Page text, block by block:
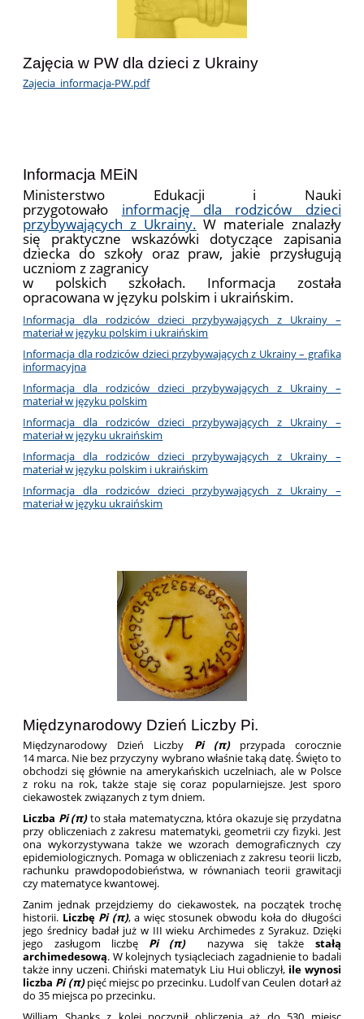
Zajęcia w PW dla dzieci z Ukrainy
Zajecia_informacja-PW.pdf
Informacja MEiN
Ministerstwo Edukacji i Nauki
przygotowało informację dla rodziców dzieci
przybywających z Ukrainy. W materiale znalazły
się praktyczne wskazówki dotyczące zapisania
dziecka do szkoły oraz praw, jakie przysługują
uczniom z zagranicy
w polskich szkołach. Informacja została
opracowana w języku polskim i ukraińskim.
Informacja dla rodziców dzieci przybywających z Ukrainy –
materiał w języku polskim i ukraińskim
Informacja dla rodziców dzieci przybywających z Ukrainy – grafika
informacyjna
Informacja dla rodziców dzieci przybywających z Ukrainy –
materiał w języku polskim
Informacja dla rodziców dzieci przybywających z Ukrainy –
materiał w języku ukraińskim
Informacja dla rodziców dzieci przybywających z Ukrainy –
materiał w języku polskim i ukraińskim
Informacja dla rodziców dzieci przybywających z Ukrainy –
materiał w języku ukraińskim
Międzynarodowy Dzień Liczby Pi.
Międzynarodowy Dzień Liczby Pi (π)przypada corocznie
14 marca. Nie bez przyczyny wybrano właśnie taką datę. Święto to
obchodzi się głównie na amerykańskich uczelniach, ale w Polsce
z roku na rok, także staje się coraz popularniejsze. Jest sporo
ciekawostek związanych z tym dniem.
Liczba Pi (π)to stała matematyczna, która okazuje się przydatna
przy obliczeniach z zakresu matematyki, geometrii czy fizyki. Jest
ona wykorzystywana także we wzorach demograficznych czy
epidemiologicznych. Pomaga w obliczeniach z zakresu teorii liczb,
rachunku prawdopodobieństwa, w równaniach teorii grawitacji
czy matematyce kwantowej.
Zanim jednak przejdziemy do ciekawostek, na początek trochę
historii. Liczbę Pi (π), a więc stosunek obwodu koła do długości
jego średnicy badał już w III wieku Archimedes z Syrakuz. Dzięki
jego zasługom liczbę Pi (π)nazywa się także stałą
archimedesową. W kolejnych tysiącleciach zagadnienie to badali
także inny uczeni. Chiński matematyk Liu Hui obliczył, ile wynosi
liczba Pi (π)pięć miejsc po przecinku. Ludolf van Ceulen dotarł aż
do 35 miejsca po przecinku.